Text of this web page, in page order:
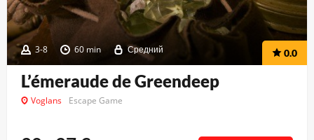
3-8 60 min Средний 0.0
L’émeraude de Greendeep
Voglans Escape Game